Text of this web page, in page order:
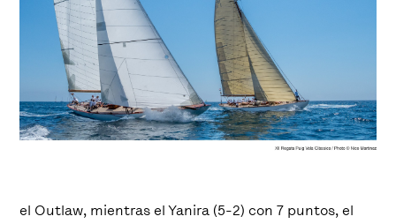
el Outlaw, mientras el Yanira (5-2) con 7 puntos, el